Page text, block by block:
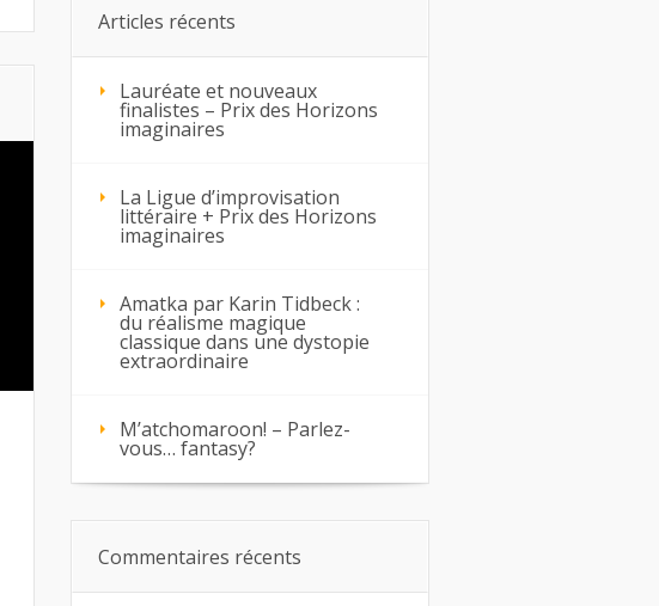
Articles récents
Lauréate et nouveaux
finalistes – Prix des Horizons
imaginaires
La Ligue d’improvisation
littéraire + Prix des Horizons
imaginaires
Amatka par Karin Tidbeck :
du réalisme magique
classique dans une dystopie
extraordinaire
M’atchomaroon! – Parlez-
vous… fantasy?
Commentaires récents